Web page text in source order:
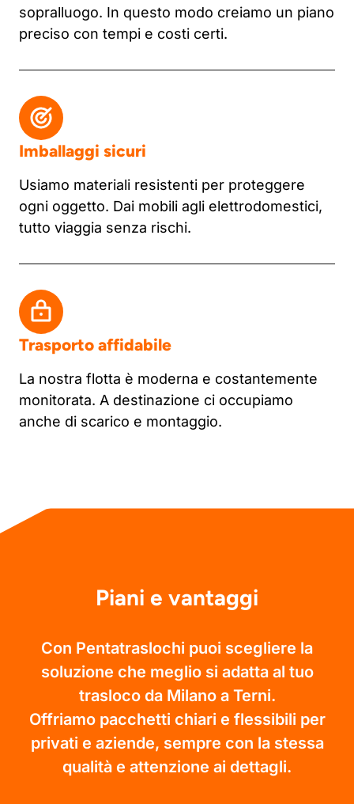
sopralluogo. In questo modo creiamo un piano
preciso con tempi e costi certi.
Imballaggi sicuri
Usiamo materiali resistenti per proteggere
ogni oggetto. Dai mobili agli elettrodomestici,
tutto viaggia senza rischi.
Trasporto affidabile
La nostra flotta è moderna e costantemente
monitorata. A destinazione ci occupiamo
anche di scarico e montaggio.
Piani e vantaggi
Con Pentatraslochi puoi scegliere la
soluzione che meglio si adatta al tuo
trasloco da Milano a Terni.
Offriamo pacchetti chiari e flessibili per
privati e aziende, sempre con la stessa
qualità e attenzione ai dettagli.